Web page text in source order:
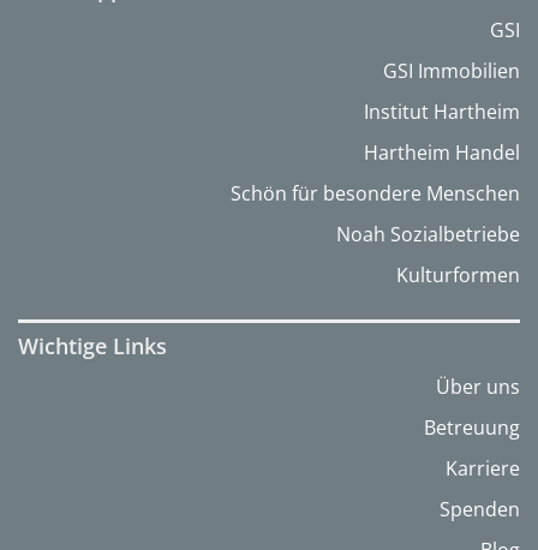
GSI
GSI Immobilien
Institut Hartheim
Hartheim Handel
Schön für besondere Menschen
Noah Sozialbetriebe
Kulturformen
Wichtige Links
Über uns
Betreuung
Karriere
Spenden